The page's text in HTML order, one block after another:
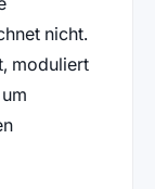
nicht.
moduliert